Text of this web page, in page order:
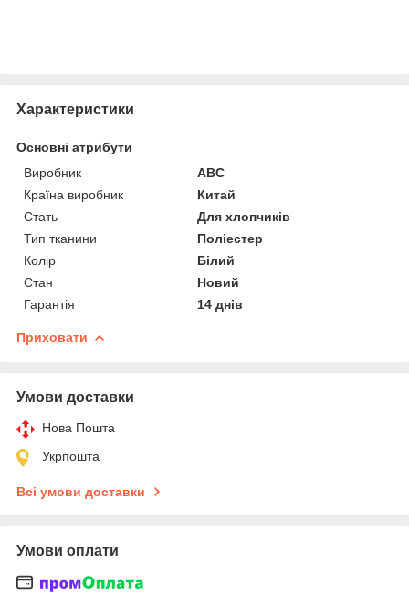
Характеристики
Основні атрибути
Виробник
ABC
Країна виробник
Китай
Стать
Для хлопчиків
Тип тканини
Поліестер
Колір
Білий
Стан
Новий
Гарантія
14 днів
Приховати
Умови доставки
Нова Пошта
Укрпошта
Всі умови доставки
Умови оплати